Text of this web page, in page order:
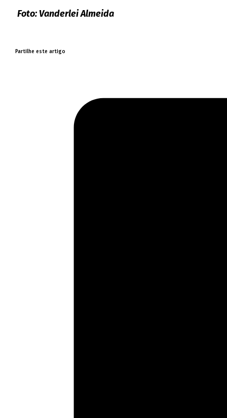
Foto: Vanderlei Almeida
Partilhe este artigo